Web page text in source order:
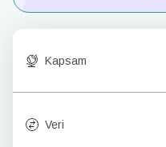
Kapsam
Veri